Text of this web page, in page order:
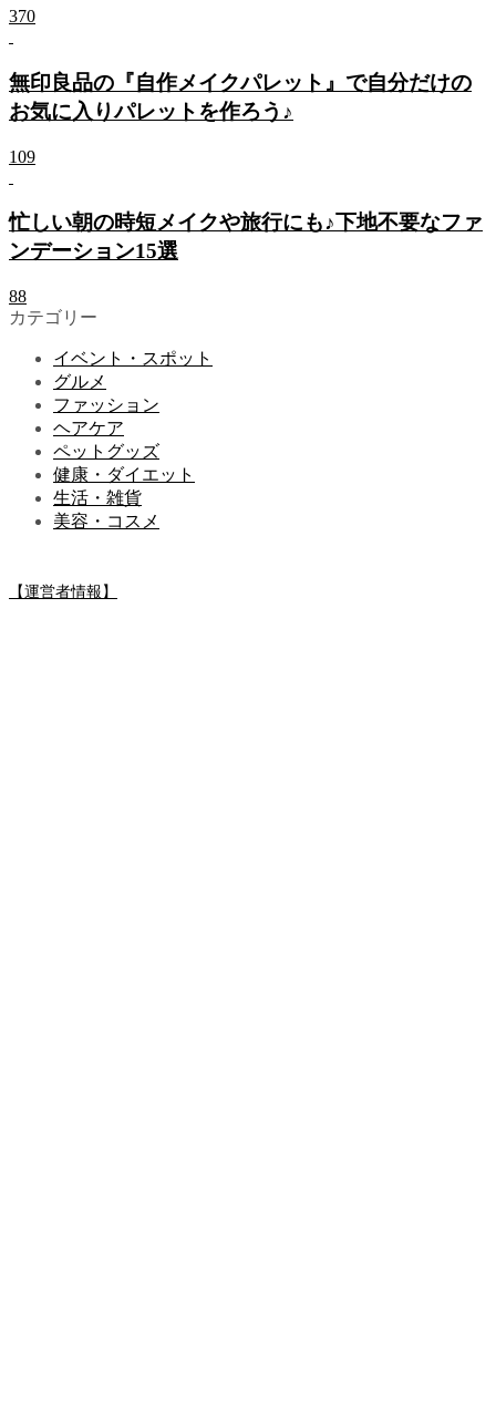
370
無印良品の『自作メイクパレット』で自分だけの
お気に入りパレットを作ろう♪
109
忙しい朝の時短メイクや旅行にも♪下地不要なファ
ンデーション15選
88
カテゴリー
イベント・スポット
グルメ
ファッション
ヘアケア
ペットグッズ
健康・ダイエット
生活・雑貨
美容・コスメ
【運営者情報】